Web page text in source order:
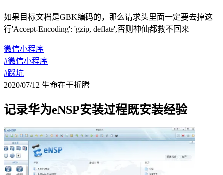
如果目标文档是GBK编码的，那么请求头里面一定要去掉这
行'Accept-Encoding': 'gzip, deflate',否则神仙都救不回来
微信小程序
#微信小程序
#踩坑
2020/07/12 生命在于折腾
记录华为eNSP安装过程既安装经验